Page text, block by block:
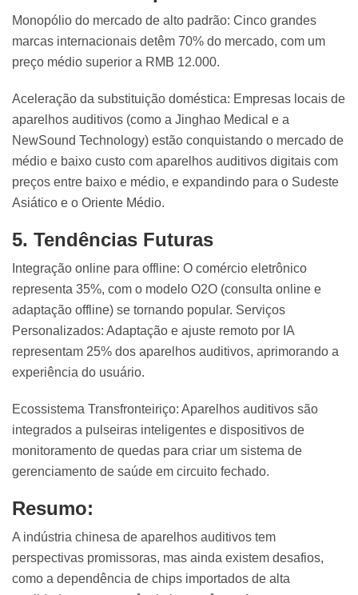
Monopólio do mercado de alto padrão: Cinco grandes
marcas internacionais detêm 70% do mercado, com um
preço médio superior a RMB 12.000.
Aceleração da substituição doméstica: Empresas locais de
aparelhos auditivos (como a Jinghao Medical e a
NewSound Technology) estão conquistando o mercado de
médio e baixo custo com aparelhos auditivos digitais com
preços entre baixo e médio, e expandindo para o Sudeste
Asiático e o Oriente Médio.
5. Tendências Futuras
Integração online para offline: O comércio eletrônico
representa 35%, com o modelo O2O (consulta online e
adaptação offline) se tornando popular. Serviços
Personalizados: Adaptação e ajuste remoto por IA
representam 25% dos aparelhos auditivos, aprimorando a
experiência do usuário.
Ecossistema Transfronteiriço: Aparelhos auditivos são
integrados a pulseiras inteligentes e dispositivos de
monitoramento de quedas para criar um sistema de
gerenciamento de saúde em circuito fechado.
Resumo:
A indústria chinesa de aparelhos auditivos tem
perspectivas promissoras, mas ainda existem desafios,
como a dependência de chips importados de alta